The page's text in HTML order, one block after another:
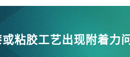
粘胶工艺出现附着力